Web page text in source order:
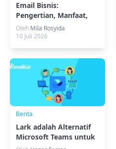
Email Bisnis:
Pengertian, Manfaat,
dan Cara Membuatnya
Oleh Mila Rosyida
10 Juli 2026
Berita
Lark adalah Alternatif
Microsoft Teams untuk
Kolaborasi Bisnis